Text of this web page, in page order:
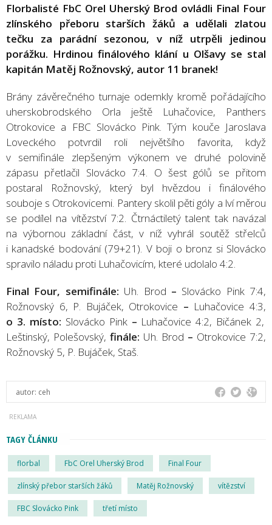
Florbalisté FbC Orel Uherský Brod ovládli Final Four
zlínského přeboru starších žáků a udělali zlatou
tečku za parádní sezonou, v níž utrpěli jedinou
porážku. Hrdinou finálového klání u Olšavy se stal
kapitán Matěj Rožnovský, autor 11 branek!
Brány závěrečného turnaje odemkly kromě pořádajícího
uherskobrodského Orla ještě Luhačovice, Panthers
Otrokovice a FBC Slovácko Pink. Tým kouče Jaroslava
Loveckého potvrdil roli největšího favorita, když
v semifinále zlepšeným výkonem ve druhé polovině
zápasu přetlačil Slovácko 7:4. O šest gólů se přitom
postaral Rožnovský, který byl hvězdou i finálového
souboje s Otrokovicemi. Pantery skolil pěti góly a lví měrou
se podílel na vítězství 7:2. Čtrnáctiletý talent tak navázal
na výbornou základní část, v níž vyhrál soutěž střelců
i kanadské bodování (79+21). V boji o bronz si Slovácko
spravilo náladu proti Luhačovicím, které udolalo 4:2.
Final Four, semifinále: Uh. Brod – Slovácko Pink 7:4,
Rožnovský 6, P. Bujáček, Otrokovice – Luhačovice 4:3,
o 3. místo: Slovácko Pink – Luhačovice 4:2, Bičánek 2,
Leštinský, Polešovský, finále: Uh. Brod – Otrokovice 7:2,
Rožnovský 5, P. Bujáček, Staš.
autor: ceh
TAGY ČLÁNKU
florbal FbC Orel Uherský Brod Final Four
zlínský přebor starších žáků Matěj Rožnovský vítězství
FBC Slovácko Pink třetí místo